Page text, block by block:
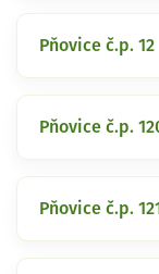
Pňovice č.p. 12
Pňovice č.p.
Pňovice č.p.